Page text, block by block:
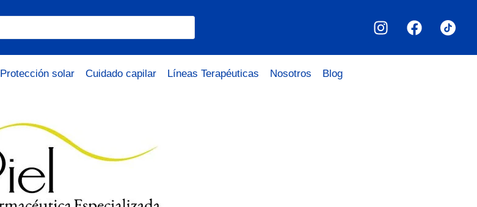
Protección solar Cuidado capilar Líneas Terapéuticas Nosotros Blog